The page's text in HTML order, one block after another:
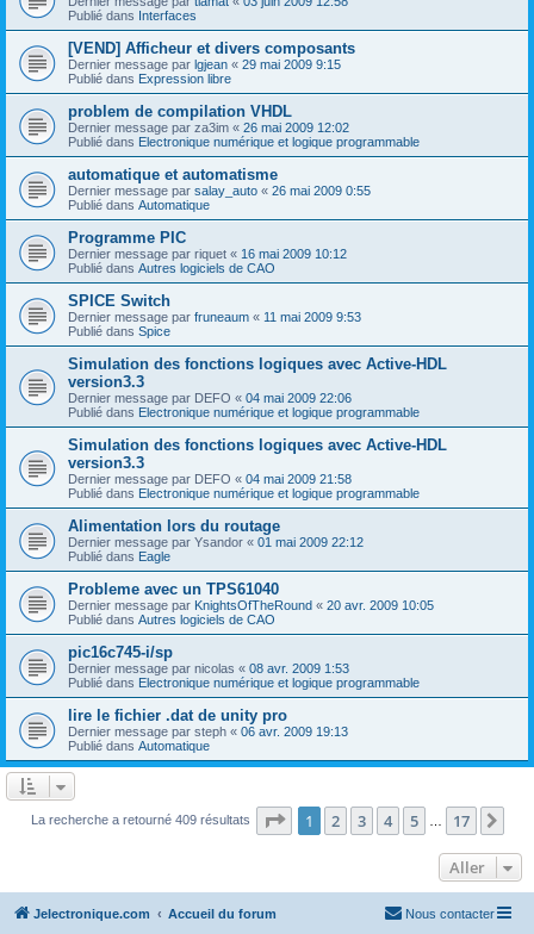
Publié dans Interfaces
[VEND] Afficheur et divers composants
Dernier message par lgjean « 29 mai 2009 9:15
Publié dans Expression libre
problem de compilation VHDL
Dernier message par za3im « 26 mai 2009 12:02
Publié dans Electronique numérique et logique programmable
automatique et automatisme
Dernier message par salay_auto « 26 mai 2009 0:55
Publié dans Automatique
Programme PIC
Dernier message par riquet « 16 mai 2009 10:12
Publié dans Autres logiciels de CAO
SPICE Switch
Dernier message par fruneaum « 11 mai 2009 9:53
Publié dans Spice
Simulation des fonctions logiques avec Active-HDL
version3.3
Dernier message par DEFO « 04 mai 2009 22:06
Publié dans Electronique numérique et logique programmable
Simulation des fonctions logiques avec Active-HDL
version3.3
Dernier message par DEFO « 04 mai 2009 21:58
Publié dans Electronique numérique et logique programmable
Alimentation lors du routage
Dernier message par Ysandor « 01 mai 2009 22:12
Publié dans Eagle
Probleme avec un TPS61040
Dernier message par KnightsOfTheRound « 20 avr. 2009 10:05
Publié dans Autres logiciels de CAO
pic16c745-i/sp
Dernier message par nicolas « 08 avr. 2009 1:53
Publié dans Electronique numérique et logique programmable
lire le fichier .dat de unity pro
Dernier message par steph « 06 avr. 2009 19:13
Publié dans Automatique
La recherche a retourné 409 résultats Page 1sur17
1 2 3 4 5 17
Aller
Jelectronique.com Accueil du forum Nous contacter